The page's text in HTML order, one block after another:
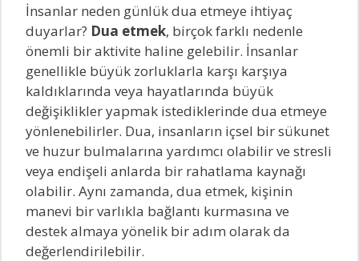
İnsanlar neden günlük dua etmeye ihtiyaç
duyarlar? Dua etmek, birçok farklı nedenle
önemli bir aktivite haline gelebilir. İnsanlar
genellikle büyük zorluklarla karşı karşıya
kaldıklarında veya hayatlarında büyük
değişiklikler yapmak istediklerinde dua etmeye
yönlenebilirler. Dua, insanların içsel bir sükunet
ve huzur bulmalarına yardımcı olabilir ve stresli
veya endişeli anlarda bir rahatlama kaynağı
olabilir. Aynı zamanda, dua etmek, kişinin
manevi bir varlıkla bağlantı kurmasına ve
destek almaya yönelik bir adım olarak da
değerlendirilebilir.